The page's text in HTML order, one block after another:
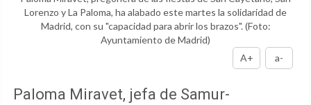
Lorenzo y La Paloma, ha alabado este martes la solidaridad de
Madrid, con su "capacidad para abrir los brazos".(Foto:
Ayuntamiento de Madrid)
A+
a-
Paloma Miravet, jefa de Samur-